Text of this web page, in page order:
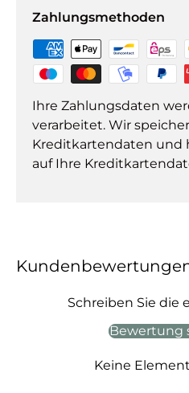
Zahlungsmethoden
Ihre Zahlungsdaten
verarbeitet. Wir
Kreditkartendaten und
auf Ihre
Schreiben Sie die
Bewertung
Keine